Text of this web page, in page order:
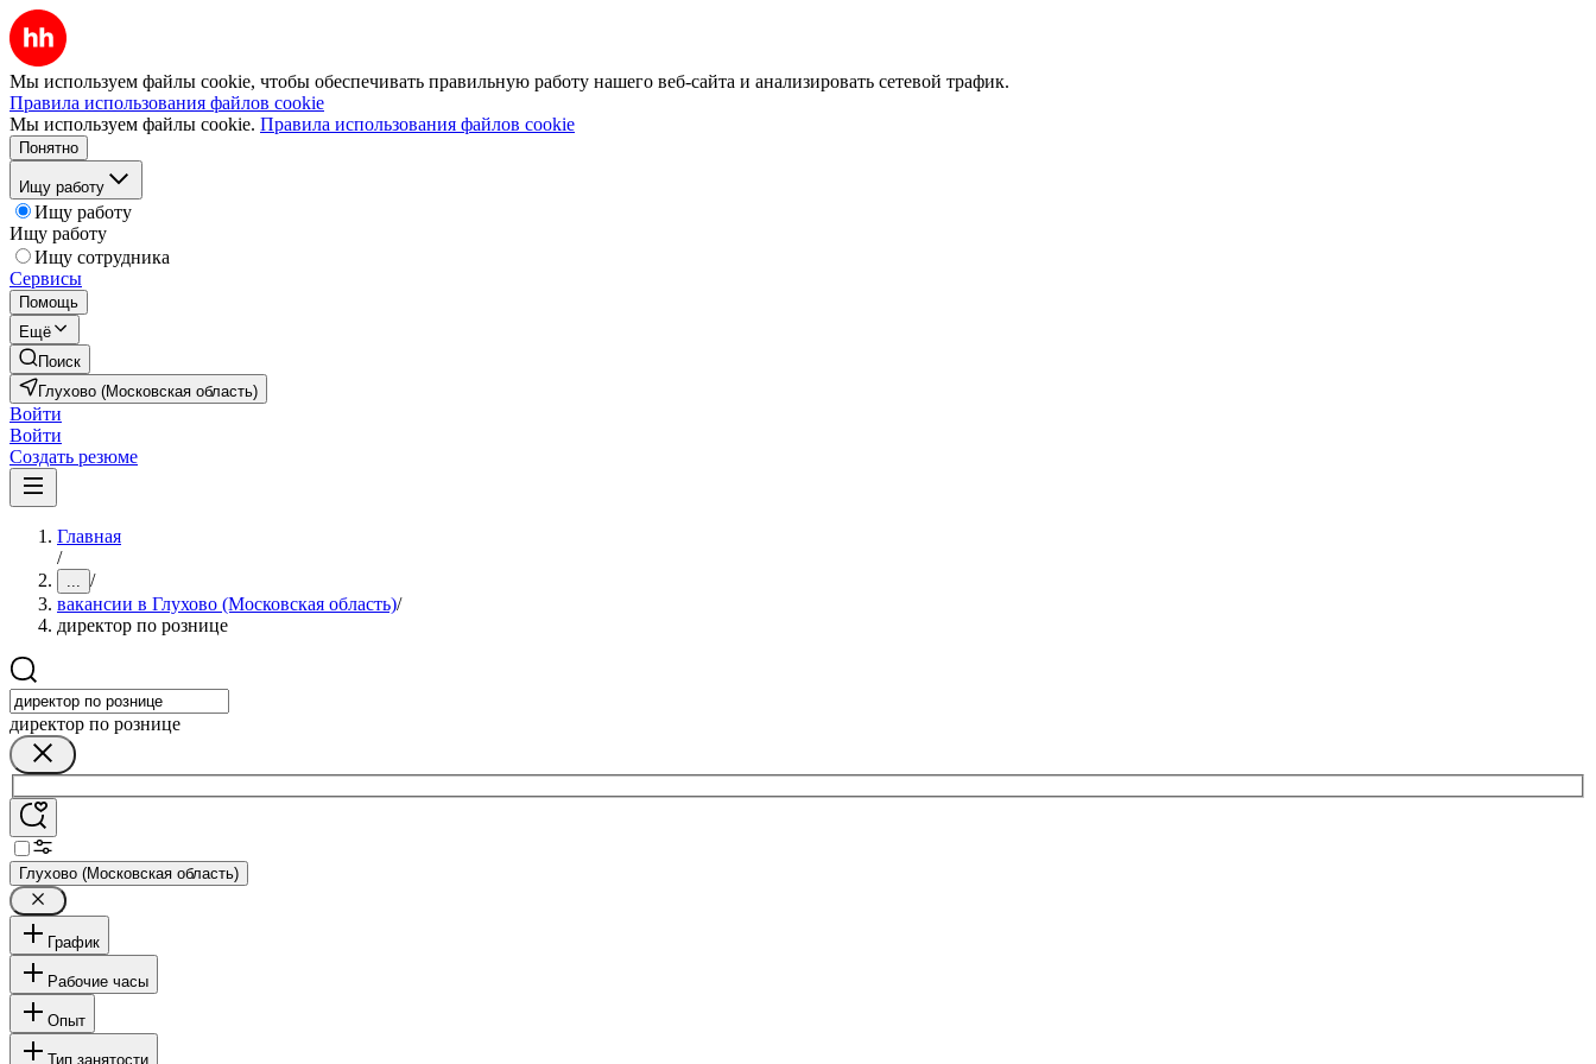
Мы используем файлы cookie, чтобы обеспечивать правильную работу нашего веб-сайта и анализировать сетевой трафик.
Правила использования файлов cookie
Мы используем файлы cookie. Правила использования файлов cookie
Понятно
Ищу работу
Ищу работу
Ищу работу
Ищу сотрудника
Сервисы
Помощь
Ещё
Поиск
Глухово (Московская область)
Войти
Войти
Создать резюме
Главная
/
... /
вакансии в Глухово (Московская область)/
директор по рознице
директор по рознице
Глухово (Московская область)
График
Рабочие часы
Опыт
Тип занятости